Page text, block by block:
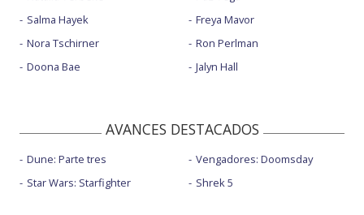
Salma Hayek
Nora Tschirner
Doona Bae
Freya Mavor
Ron Perlman
Jalyn Hall
AVANCES DESTACADOS
Dune: Parte tres
Star Wars: Starfighter
Vengadores: Doomsday
Shrek 5